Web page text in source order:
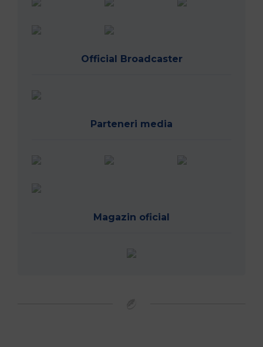
Official Broadcaster
Parteneri media
Magazin oficial